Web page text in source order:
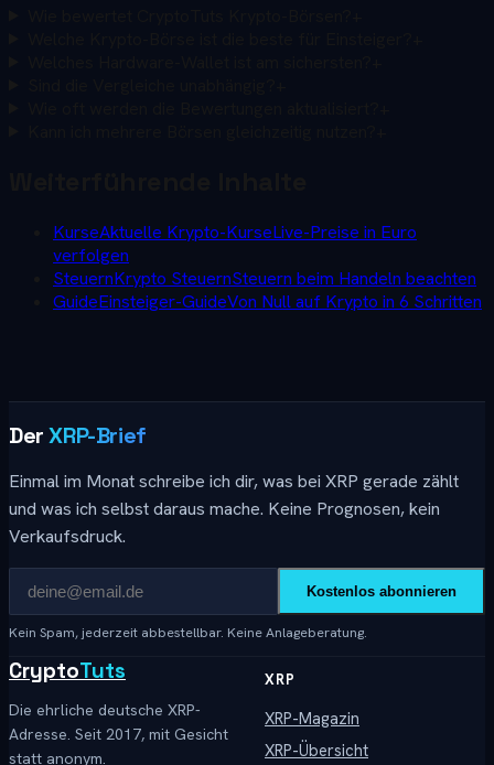
KurseAktuelle Krypto-KurseLive-Preise in Euro
verfolgen
SteuernKrypto SteuernSteuern beim Handeln beachten
GuideEinsteiger-GuideVon Null auf Krypto in 6 Schritten
DerXRP-Brief
Einmal im Monat schreibe ich dir, was bei XRP gerade zählt
und was ich selbst daraus mache. Keine Prognosen, kein
Verkaufsdruck.
Kostenlos abonnieren
Kein Spam, jederzeit abbestellbar. Keine Anlageberatung.
CryptoTuts
Die ehrliche deutsche XRP-
Adresse. Seit 2017, mit Gesicht
statt anonym.
XRP
XRP-Magazin
XRP-Übersicht